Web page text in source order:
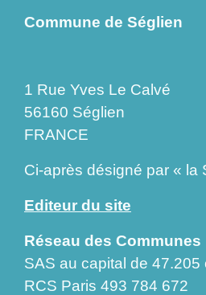
Commune de Séglien
1 Rue Yves Le Calvé
56160 Séglien
FRANCE
Ci-après désigné par « la
Editeur du site
Réseau des Communes
SAS au capital de 47.205
RCS Paris 493 784 672